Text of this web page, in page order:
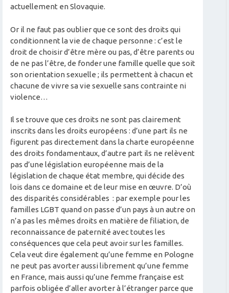
actuellement en Slovaquie.
Or il ne faut pas oublier que ce sont des droits qui
conditionnent la vie de chaque personne : c’est le
droit de choisir d’être mère ou pas, d’être parents ou
de ne pas l’être, de fonder une famille quelle que soit
son orientation sexuelle ; ils permettent à chacun et
chacune de vivre sa vie sexuelle sans contrainte ni
violence…
Il se trouve que ces droits ne sont pas clairement
inscrits dans les droits européens : d’une part ils ne
figurent pas directement dans la charte européenne
des droits fondamentaux, d’autre part ils ne relèvent
pas d’une législation européenne mais de la
législation de chaque état membre, qui décide des
lois dans ce domaine et de leur mise en œuvre. D’où
des disparités considérables : par exemple pour les
familles LGBT quand on passe d’un pays à un autre on
n’a pas les mêmes droits en matière de filiation, de
reconnaissance de paternité avec toutes les
conséquences que cela peut avoir sur les familles.
Cela veut dire également qu’une femme en Pologne
ne peut pas avorter aussi librement qu’une femme
en France, mais aussi qu’une femme française est
parfois obligée d’aller avorter à l’étranger parce que